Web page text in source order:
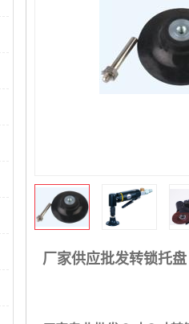
厂家供应批发转锁托